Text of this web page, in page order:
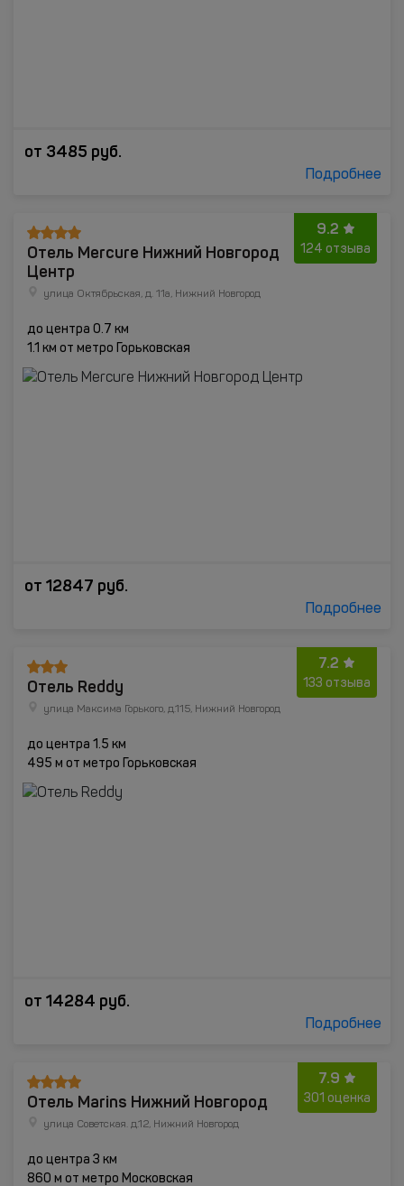
от 3485 руб.
Подробнее
9.2
124 отзыва
Отель Mercure Нижний Новгород
Центр
улица Октябрьская, д. 11а, Нижний Новгород
до центра 0.7 км
1.1 км от метро Горьковская
от 12847 руб.
Подробнее
7.2
133 отзыва
Отель Reddy
улица Максима Горького, д.115, Нижний Новгород
до центра 1.5 км
495 м от метро Горьковская
от 14284 руб.
Подробнее
7.9
301 оценка
Отель Marins Нижний Новгород
улица Советская. д.12, Нижний Новгород
до центра 3 км
860 м от метро Московская